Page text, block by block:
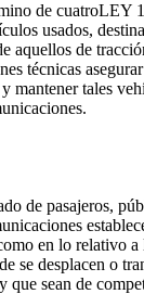
de cuatroLEY
usados,
aquellos de
técnicas
tales
de pasajeros,
en lo relativo
se desplacen o
que sean de